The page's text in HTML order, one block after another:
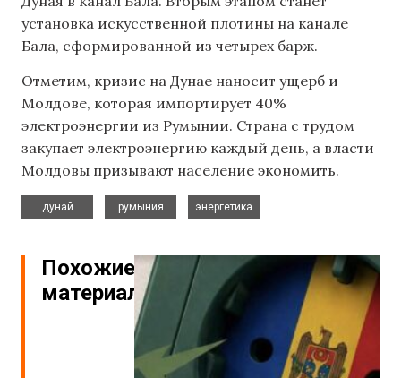
установка искусственной плотины на канале
Бала, сформированной из четырех барж.
Отметим, кризис на Дунае наносит ущерб и
Молдове, которая импортирует 40%
электроэнергии из Румынии. Страна с трудом
закупает электроэнергию каждый день, а власти
Молдовы призывают население экономить.
дунай
румыния
энергетика
Похожие
материалы